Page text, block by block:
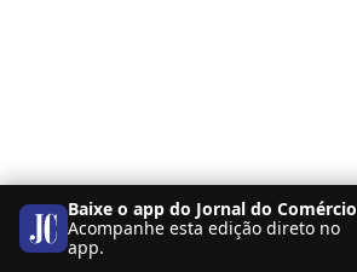
Baixe o app do Jornal do Comércio
Acompanhe esta edição direto no
app.